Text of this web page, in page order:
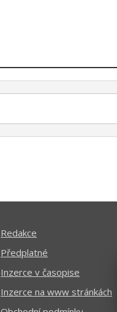
Redakce
Předplatné
Inzerce v časopise
Inzerce na www stránkách